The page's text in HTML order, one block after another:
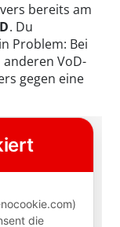
bereits am
. Du
Problem: Bei
anderen VoD-
gegen eine